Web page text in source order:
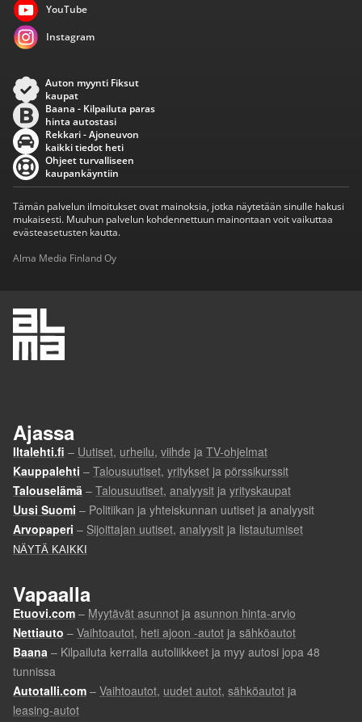
YouTube
Instagram
Auton myynti Fiksut
kaupat
Baana - Kilpailuta paras
hinta autostasi
Rekkari - Ajoneuvon
kaikki tiedot heti
Ohjeet turvalliseen
kaupankäyntiin
Tämän palvelun ilmoitukset ovat mainoksia, jotka näytetään sinulle hakusi
mukaisesti. Muuhun palvelun kohdennettuun mainontaan voit vaikuttaa
evästeasetusten kautta.
Alma Media Finland Oy